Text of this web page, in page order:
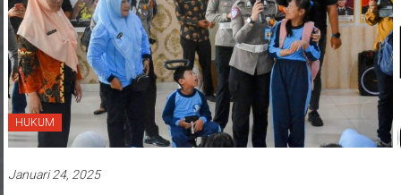
HUKUM
Januari 24, 2025